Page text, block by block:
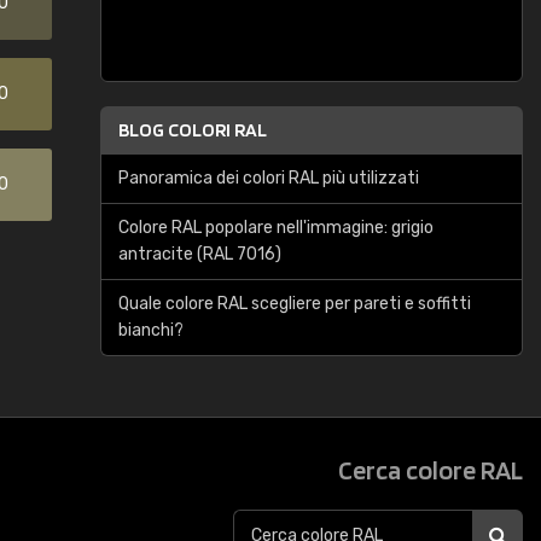
BLOG COLORI RAL
Panoramica dei colori RAL più utilizzati
Colore RAL popolare nell'immagine: grigio
antracite (RAL 7016)
Quale colore RAL scegliere per pareti e soffitti
bianchi?
Cerca colore RAL